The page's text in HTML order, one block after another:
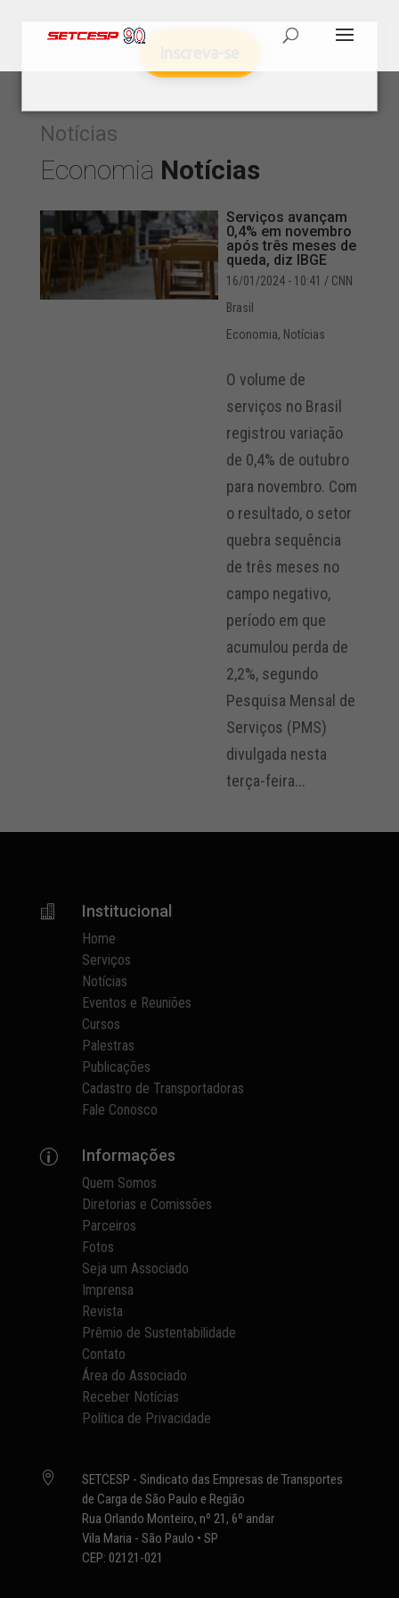
Notícias
Economia Notícias
Serviços avançam
0,4% em novembro
após três meses de
queda, diz IBGE
16/01/2024 - 10:41 / CNN
Brasil
Economia, Notícias
O volume de
serviços no Brasil
registrou variação
de 0,4% de outubro
para novembro. Com
o resultado, o setor
quebra sequência
de três meses no
campo negativo,
período em que
acumulou perda de
2,2%, segundo
Pesquisa Mensal de
Serviços (PMS)
divulgada nesta
terça-feira...
 Institucional
Home
Serviços
Notícias
Eventos e Reuniões
Cursos
Palestras
Publicações
Cadastro de Transportadoras
Fale Conosco
p Informações
Quem Somos
Diretorias e Comissões
Parceiros
Fotos
Seja um Associado
Imprensa
Revista
Prêmio de Sustentabilidade
Contato
Área do Associado
Receber Notícias
Política de Privacidade

SETCESP - Sindicato das Empresas de Transportes
de Carga de São Paulo e Região
Rua Orlando Monteiro, nº 21, 6º andar
Vila Maria - São Paulo • SP
CEP: 02121-021